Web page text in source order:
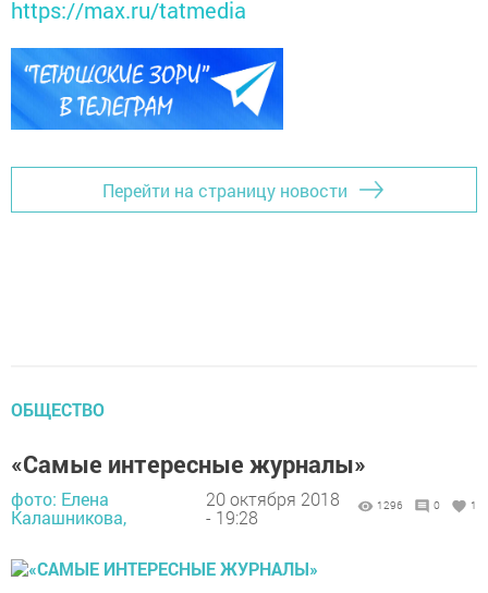
https://max.ru/tatmedia
Перейти на страницу новости
ОБЩЕСТВО
«Самые интересные журналы»
фото: Елена
Калашникова,
20 октября 2018
- 19:28
1296 0 1